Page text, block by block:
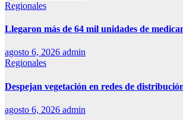
Regionales
Llegaron más de 64 mil unidades de
agosto 6, 2026 admin
Regionales
Despejan vegetación en redes de
agosto 6, 2026 admin